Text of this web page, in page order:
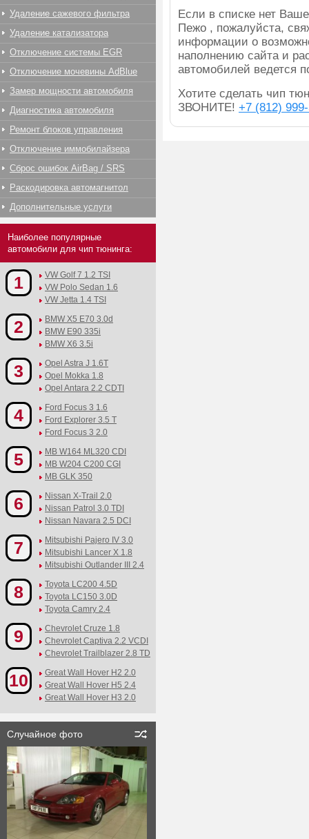
Если в списке нет
Пежо , пожалуйста,
информации о
наполнению сайта и
автомобилей ведется
Хотите сделать чип
ЗВОНИТЕ! +7 (812)
Удаление сажевого фильтра
Удаление катализатора
Отключение системы EGR
Отключение мочевины AdBlue
Замер мощности автомобиля
Диагностика автомобиля
Ремонт блоков управления
Отключение иммобилайзера
Сброс ошибок AirBag / SRS
Раскодировка автомагнитол
Дополнительные услуги
Наиболее популярные
автомобили для чип тюнинга:
1
VW Golf 7 1.2 TSI
VW Polo Sedan 1.6
VW Jetta 1.4 TSI
2
BMW X5 E70 3.0d
BMW E90 335i
BMW X6 3.5i
3
Opel Astra J 1.6T
Opel Mokka 1.8
Opel Antara 2.2 CDTI
4
Ford Focus 3 1.6
Ford Explorer 3.5 T
Ford Focus 3 2.0
5
MB W164 ML320 CDI
MB W204 C200 CGI
MB GLK 350
6
Nissan X-Trail 2.0
Nissan Patrol 3.0 TDI
Nissan Navara 2.5 DCI
7
Mitsubishi Pajero IV 3.0
Mitsubishi Lancer X 1.8
Mitsubishi Outlander III 2.4
8
Toyota LC200 4.5D
Toyota LC150 3.0D
Toyota Camry 2.4
9
Chevrolet Cruze 1.8
Chevrolet Captiva 2.2 VCDI
Chevrolet Trailblazer 2.8 TD
10
Great Wall Hover H2 2.0
Great Wall Hover H5 2.4
Great Wall Hover H3 2.0
Случайное фото